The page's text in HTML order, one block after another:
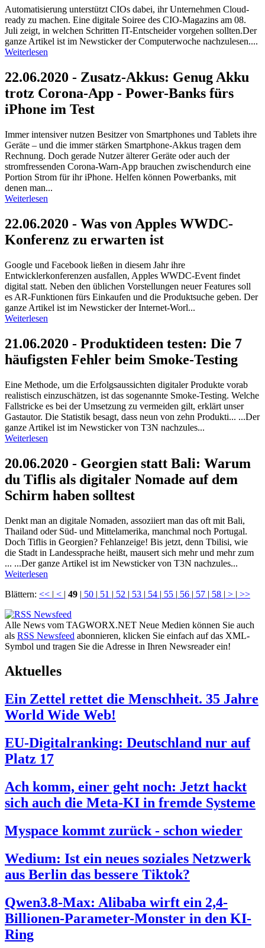
Automatisierung unterstützt CIOs dabei, ihr Unternehmen Cloud-
ready zu machen. Eine digitale Soiree des CIO-Magazins am 08.
Juli zeigt, in welchen Schritten IT-Entscheider vorgehen sollten.Der
ganze Artikel ist im Newsticker der Computerwoche nachzulesen....
Weiterlesen
22.06.2020 - Zusatz-Akkus: Genug Akku
trotz Corona-App - Power-Banks fürs
iPhone im Test
Immer intensiver nutzen Besitzer von Smartphones und Tablets ihre
Geräte – und die immer stärken Smartphone-Akkus tragen dem
Rechnung. Doch gerade Nutzer älterer Geräte oder auch der
stromfressenden Corona-Warn-App brauchen zwischendurch eine
Portion Strom für ihr iPhone. Helfen können Powerbanks, mit
denen man...
Weiterlesen
22.06.2020 - Was von Apples WWDC-
Konferenz zu erwarten ist
Google und Facebook ließen in diesem Jahr ihre
Entwicklerkonferenzen ausfallen, Apples WWDC-Event findet
digital statt. Neben den üblichen Vorstellungen neuer Features soll
es AR-Funktionen fürs Einkaufen und die Produktsuche geben. Der
ganze Artikel ist im Newsticker der Internet-Worl...
Weiterlesen
21.06.2020 - Produktideen testen: Die 7
häufigsten Fehler beim Smoke-Testing
Eine Methode, um die Erfolgsaussichten digitaler Produkte vorab
realistisch einzuschätzen, ist das sogenannte Smoke-Testing. Welche
Fallstricke es bei der Umsetzung zu vermeiden gilt, erklärt unser
Gastautor. Die Statistik besagt, dass neun von zehn Produkti... ...Der
ganze Artikel ist im Newsticker von T3N nachzules...
Weiterlesen
20.06.2020 - Georgien statt Bali: Warum
du Tiflis als digitaler Nomade auf dem
Schirm haben solltest
Denkt man an digitale Nomaden, assoziiert man das oft mit Bali,
Thailand oder Süd- und Mittelamerika, manchmal noch Portugal.
Doch Tiflis in Georgien? Fehlanzeige! Bis jetzt, denn Tbilisi, wie
die Stadt in Landessprache heißt, mausert sich mehr und mehr zum
... ...Der ganze Artikel ist im Newsticker von T3N nachzules...
Weiterlesen
Blättern: << | < | 49 | 50 | 51 | 52 | 53 | 54 | 55 | 56 | 57 | 58 | > | >>
Alle News vom TAGWORX.NET Neue Medien können Sie auch
als RSS Newsfeed abonnieren, klicken Sie einfach auf das XML-
Symbol und tragen Sie die Adresse in Ihren Newsreader ein!
Aktuelles
Ein Zettel rettet die Menschheit. 35 Jahre
World Wide Web!
EU-Digitalranking: Deutschland nur auf
Platz 17
Ach komm, einer geht noch: Jetzt hackt
sich auch die Meta-KI in fremde Systeme
Myspace kommt zurück - schon wieder
Wedium: Ist ein neues soziales Netzwerk
aus Berlin das bessere Tiktok?
Qwen3.8-Max: Alibaba wirft ein 2,4-
Billionen-Parameter-Monster in den KI-
Ring